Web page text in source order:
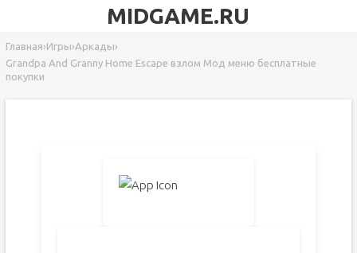
MIDGAME.RU
Главная›Игры›Аркады›
Grandpa And Granny Home Escape взлом Мод меню бесплатные
покупки